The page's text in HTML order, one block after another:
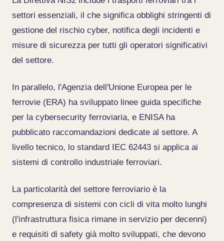
settori essenziali, il che significa obblighi stringenti di
gestione del rischio cyber, notifica degli incidenti e
misure di sicurezza per tutti gli operatori significativi
del settore.
In parallelo, l'Agenzia dell'Unione Europea per le
ferrovie (ERA) ha sviluppato linee guida specifiche
per la cybersecurity ferroviaria, e ENISA ha
pubblicato raccomandazioni dedicate al settore. A
livello tecnico, lo standard IEC 62443 si applica ai
sistemi di controllo industriale ferroviari.
La particolarità del settore ferroviario è la
compresenza di sistemi con cicli di vita molto lunghi
(l'infrastruttura fisica rimane in servizio per decenni)
e requisiti di safety già molto sviluppati, che devono